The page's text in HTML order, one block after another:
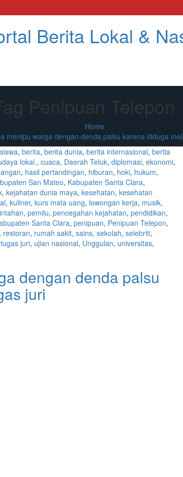
Berita Lokal &
Penipuan Telepon
Home
menipu warga dengan denda palsu karena diduga
, berita, berita dunia, berita internasional, berita
lokal., cuaca, Daerah Teluk, diplomasi, ekonomi,
, hasil pertandingan, hiburan, hoki, hukum,
San Mateo, Kabupaten Santa Clara,
, kejahatan dunia maya, kesehatan, kesehatan
, kuliner, kurs mata uang, lowongan kerja, musik,
, pemilu, pencegahan kejahatan, pendidikan,
Santa Clara, penipuan, Penipuan Telepon,
, restoran, rumah sakit, sains, sekolah, selebriti,
tugas juri, ujian nasional, Unggulan, universitas,
dengan denda palsu
juri